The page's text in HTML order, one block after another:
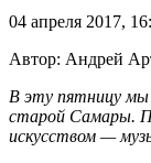
04 апреля 2017,
Автор: Андрей
В эту пятницу мы
старой Самары.
искусством —